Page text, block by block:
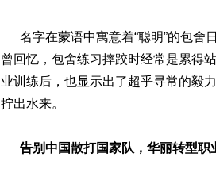
名字在蒙语中寓意着“聪明”的包舍
曾回忆，包舍练习摔跤时经常是累得
业训练后，也显示出了超乎寻常的毅
拧出水来。
告别中国散打国家队，华丽转型职